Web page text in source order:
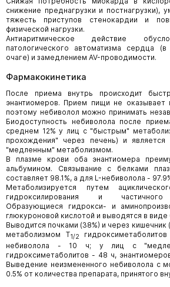
снижение преднагрузки и постнагрузки),
тяжесть приступов стенокардии и
физической нагрузки.
Антиаритмическое действие
патологического автоматизма сердца
очаге) и замедлением AV-проводимости.
Фармакокинетика
После приема внутрь происходит
энантиомеров. Прием пищи не оказывает
поэтому небиволол можно принимать
Биодоступность небиволола после
среднем 12% у лиц с "быстрым"
прохождения" через печень) и
"медленным" метаболизмом.
В плазме крови оба энантиомера
альбумином. Связывание с белками
составляет 98.1%, а для L-небиволола -
Метаболизируется путем
гидроксилирования и частичного
Образующиеся гидрокси- и
глюкуроновой кислотой и выводятся в
Выводится почками (38%) и через
метаболизмом T1/2
небиволола - 10 ч; у лиц с
гидроксиметаболитов - 48 ч,
Выведение неизмененного небиволола с
0.5% от количества препарата, принятого